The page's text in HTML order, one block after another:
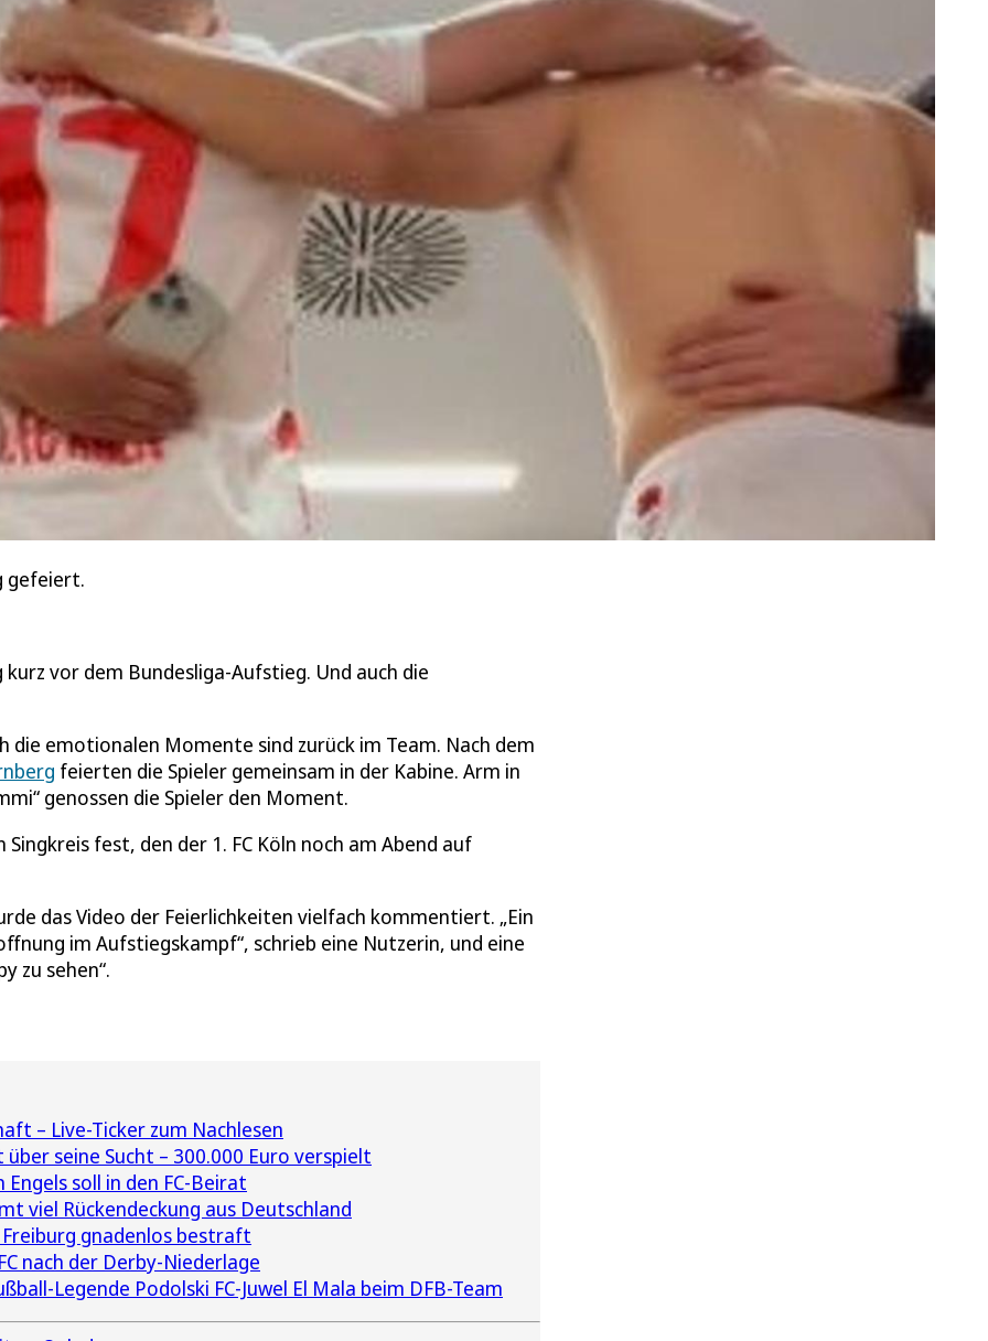
gefeiert.
vor dem Bundesliga-Aufstieg. Und auch die
die emotionalen Momente sind zurück im Team. Nach dem
feierten die Spieler gemeinsam in der Kabine. Arm in
genossen die Spieler den Moment.
fest, den der 1. FC Köln noch am Abend auf
das Video der Feierlichkeiten vielfach kommentiert. „Ein
im Aufstiegskampf“, schrieb eine Nutzerin, und eine
zu sehen“.
– Live-Ticker zum Nachlesen
seine Sucht – 300.000 Euro verspielt
soll in den FC-Beirat
viel Rückendeckung aus Deutschland
Freiburg gnadenlos bestraft
nach der Derby-Niederlage
Legende Podolski FC-Juwel El Mala beim DFB-Team